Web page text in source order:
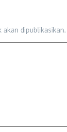
dipublikasikan.